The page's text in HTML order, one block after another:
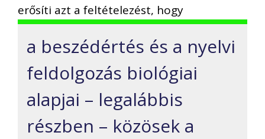
erősíti azt a feltételezést, hogy
a beszédértés és a nyelvi
feldolgozás biológiai
alapjai – legalábbis
részben – közösek a